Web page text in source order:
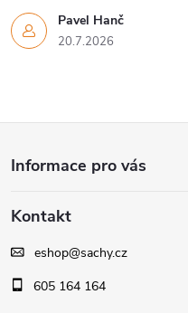
Pavel Hanč
20.7.2026
p
a
Informace pro vás
Kontakt
eshop@sachy.cz
605 164 164